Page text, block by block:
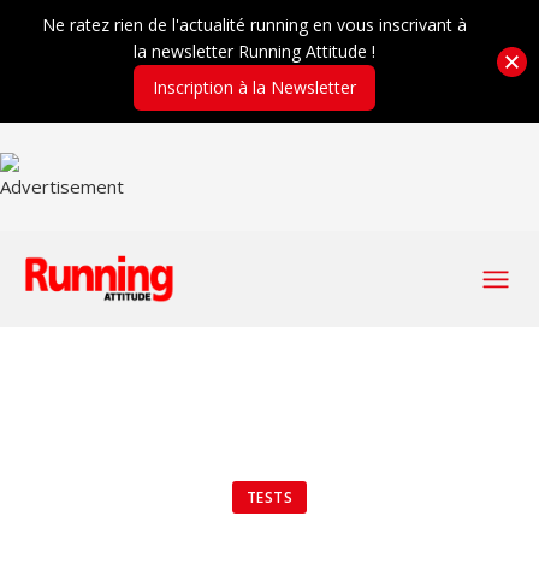
TESTS
Ne ratez rien de l'actualité running en vous inscrivant à
la newsletter Running Attitude !
Inscription à la Newsletter